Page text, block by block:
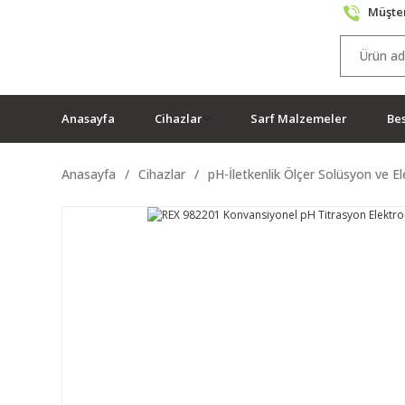
Anasayfa Cihazlar Sarf Malzemeler
Anasayfa Cihazlar pH-İletkenlik Ölçer Solüsyon ve